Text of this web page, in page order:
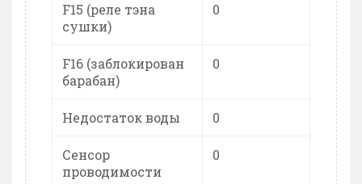
F15 (реле тэна
сушки)
0
F16 (заблокирован
барабан)
0
Недостаток воды 0
Сенсор
проводимости
0